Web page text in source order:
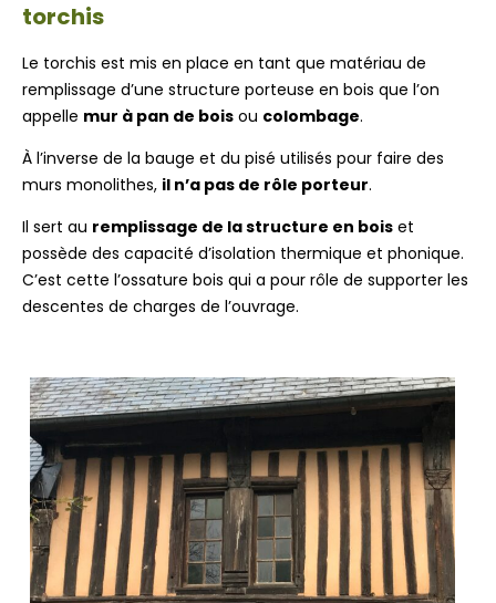
torchis
Le torchis est mis en place en tant que matériau de
remplissage d’une structure porteuse en bois que l’on
appelle mur à pan de bois ou colombage.
À l’inverse de la bauge et du pisé utilisés pour faire des
murs monolithes, il n’a pas de rôle porteur.
Il sert au remplissage de la structure en bois et
possède des capacité d’isolation thermique et phonique.
C’est cette l’ossature bois qui a pour rôle de supporter les
descentes de charges de l’ouvrage.